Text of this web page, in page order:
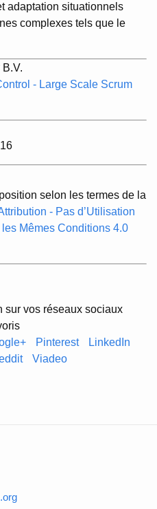
adaptation situationnels
complexes tels que le
- Large Scale Scrum
selon les termes de la
- Pas d’Utilisation
Mêmes Conditions 4.0
sur vos réseaux sociaux
Pinterest
LinkedIn
Viadeo